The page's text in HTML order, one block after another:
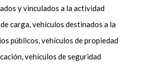
y vinculados a la actividad
carga, vehículos destinados a la
públicos, vehículos de propiedad
vehículos de seguridad